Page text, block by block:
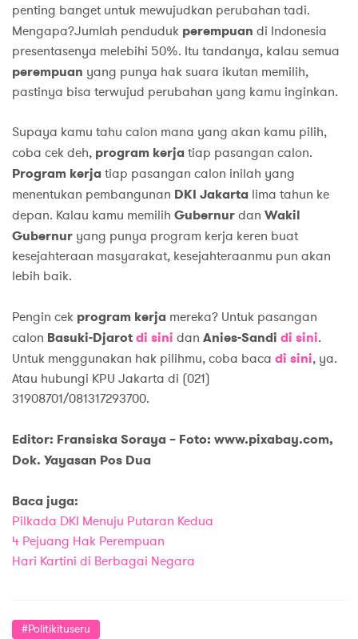
penting banget untuk mewujudkan perubahan tadi.
Mengapa?Jumlah penduduk perempuan di Indonesia
presentasenya melebihi 50%. Itu tandanya, kalau semua
perempuan yang punya hak suara ikutan memilih,
pastinya bisa terwujud perubahan yang kamu inginkan.
Supaya kamu tahu calon mana yang akan kamu pilih,
coba cek deh, program kerja tiap pasangan calon.
Program kerja tiap pasangan calon inilah yang
menentukan pembangunan DKI Jakarta lima tahun ke
depan. Kalau kamu memilih Gubernurdan Wakil
Gubernur yang punya program kerja keren buat
kesejahteraan masyarakat, kesejahteraanmu pun akan
lebih baik.
Pengin cek program kerja mereka? Untuk pasangan
calon Basuki-Djarotdi sini dan Anies-Sandi di sini.
Untuk menggunakan hak pilihmu, coba baca di sini, ya.
Atau hubungi KPU Jakarta di (021)
31908701/081317293700.
Editor: Fransiska Soraya – Foto: www.pixabay.com,
Dok. Yayasan Pos Dua
Baca juga:
Pilkada DKI Menuju Putaran Kedua
4 Pejuang Hak Perempuan
Hari Kartini di Berbagai Negara
#politikituseru